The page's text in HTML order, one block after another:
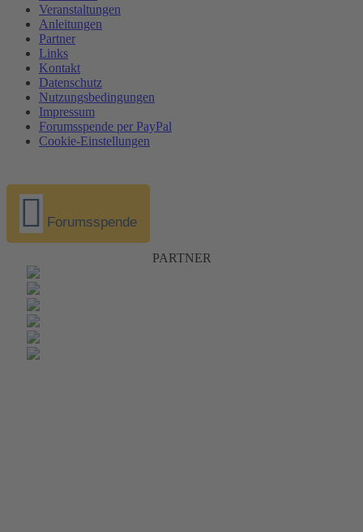
Veranstaltungen
Anleitungen
Partner
Links
Kontakt
Datenschutz
Nutzungsbedingungen
Impressum
Forumsspende per PayPal
Cookie-Einstellungen
Forumsspende
PARTNER